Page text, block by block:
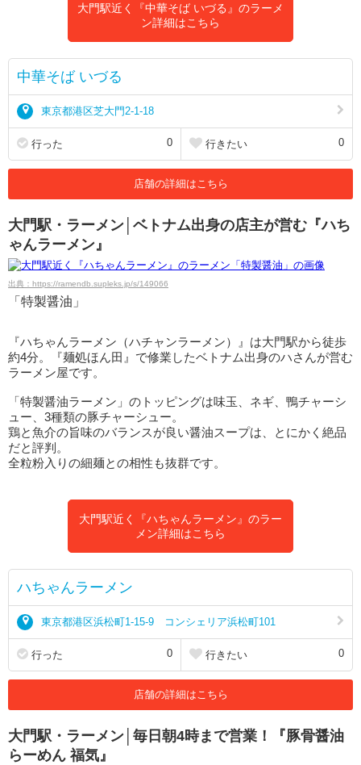
大門駅近く『中華そば いづる』のラーメ
ン詳細はこちら
中華そば いづる
東京都港区芝大門2-1-18
行った 0 行きたい 0
店舗の詳細はこちら
大門駅・ラーメン│ベトナム出身の店主が営む『ハち
ゃんラーメン』
出典：https://ramendb.supleks.jp/s/149066
「特製醤油」
『ハちゃんラーメン（ハチャンラーメン）』は大門駅から徒歩
約4分。『麺処ほん田』で修業したベトナム出身のハさんが営む
ラーメン屋です。
「特製醤油ラーメン」のトッピングは味玉、ネギ、鴨チャーシ
ュー、3種類の豚チャーシュー。
鶏と魚介の旨味のバランスが良い醤油スープは、とにかく絶品
だと評判。
全粒粉入りの細麺との相性も抜群です。
大門駅近く『ハちゃんラーメン』のラー
メン詳細はこちら
ハちゃんラーメン
東京都港区浜松町1-15-9 コンシェリア浜松町101
行った 0 行きたい 0
店舗の詳細はこちら
大門駅・ラーメン│毎日朝4時まで営業！『豚骨醤油
らーめん 福気』